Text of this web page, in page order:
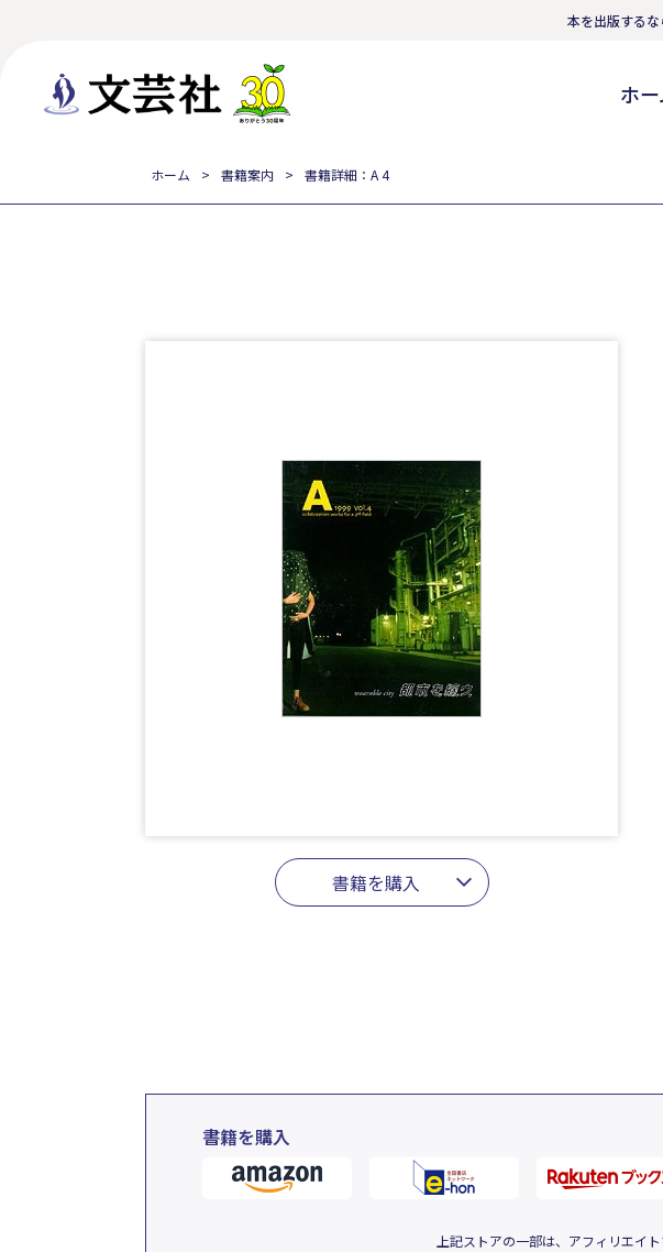
本を出版する
ホ
ホーム 書籍案内 書籍詳細：A 4
書籍を購入
書籍を購入
上記ストアの一部は、アフィリエイ